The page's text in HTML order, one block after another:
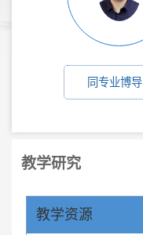
同专业博导
教学研究
教学资源